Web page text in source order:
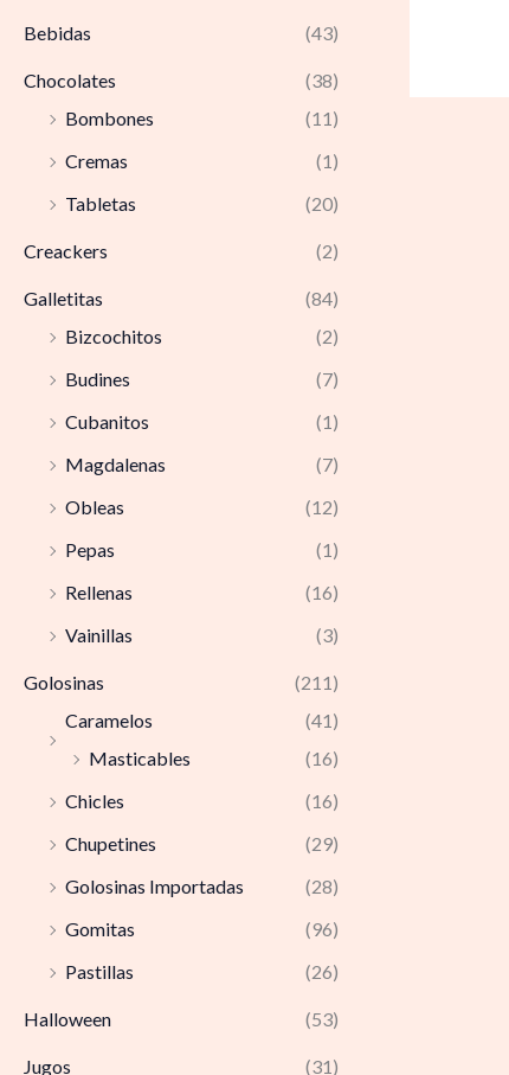
Bebidas (43)
Chocolates
(38)
Bombones
(11)
Cremas
(1)
Tabletas
(20)
Creackers (2)
Galletitas
(84)
Bizcochitos
(2)
Budines
(7)
Cubanitos
(1)
Magdalenas
(7)
Obleas
(12)
Pepas
(1)
Rellenas
(16)
Vainillas
(3)
Golosinas
(211)
Caramelos
(41)
Masticables
(16)
Chicles
(16)
Chupetines
(29)
Golosinas Importadas
(28)
Gomitas
(96)
Pastillas
(26)
Halloween (53)
Jugos (31)